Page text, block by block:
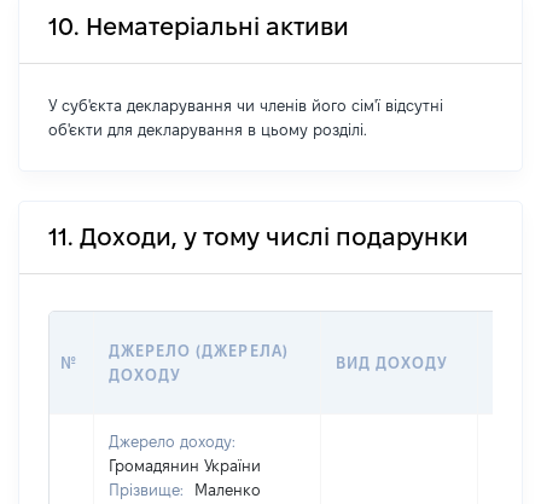
10. Нематеріальні активи
У суб'єкта декларування чи членів його сім'ї відсутні
об'єкти для декларування в цьому розділі.
11. Доходи, у тому числі подарунки
№
ДЖЕРЕЛО (ДЖЕРЕЛА)
ДОХОДУ
ВИД ДОХОДУ
Джерело доходу:
Громадянин України
Прізвище:
Маленко